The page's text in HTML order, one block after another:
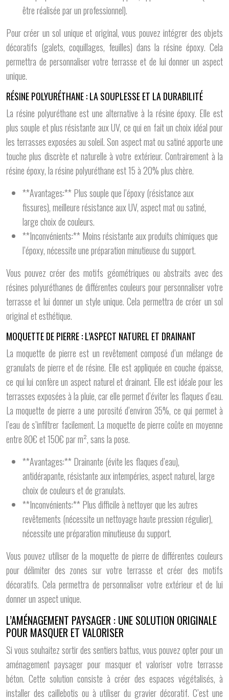
être réalisée par un professionnel).
Pour créer un sol unique et original, vous pouvez intégrer des objets
décoratifs (galets, coquillages, feuilles) dans la résine époxy. Cela
permettra de personnaliser votre terrasse et de lui donner un aspect
unique.
RÉSINE POLYURÉTHANE : LA SOUPLESSE ET LA DURABILITÉ
La résine polyuréthane est une alternative à la résine époxy. Elle est
plus souple et plus résistante aux UV, ce qui en fait un choix idéal pour
les terrasses exposées au soleil. Son aspect mat ou satiné apporte une
touche plus discrète et naturelle à votre extérieur. Contrairement à la
résine époxy, la résine polyuréthane est 15 à 20% plus chère.
**Avantages:** Plus souple que l’époxy (résistance aux
fissures), meilleure résistance aux UV, aspect mat ou satiné,
large choix de couleurs.
**Inconvénients:** Moins résistante aux produits chimiques que
l’époxy, nécessite une préparation minutieuse du support.
Vous pouvez créer des motifs géométriques ou abstraits avec des
résines polyuréthanes de différentes couleurs pour personnaliser votre
terrasse et lui donner un style unique. Cela permettra de créer un sol
original et esthétique.
MOQUETTE DE PIERRE : L’ASPECT NATUREL ET DRAINANT
La moquette de pierre est un revêtement composé d’un mélange de
granulats de pierre et de résine. Elle est appliquée en couche épaisse,
ce qui lui confère un aspect naturel et drainant. Elle est idéale pour les
terrasses exposées à la pluie, car elle permet d’éviter les flaques d’eau.
La moquette de pierre a une porosité d’environ 35%, ce qui permet à
l’eau de s’infiltrer facilement. La moquette de pierre coûte en moyenne
entre 80€ et 150€ par m², sans la pose.
**Avantages:** Drainante (évite les flaques d’eau),
antidérapante, résistante aux intempéries, aspect naturel, large
choix de couleurs et de granulats.
**Inconvénients:** Plus difficile à nettoyer que les autres
revêtements (nécessite un nettoyage haute pression régulier),
nécessite une préparation minutieuse du support.
Vous pouvez utiliser de la moquette de pierre de différentes couleurs
pour délimiter des zones sur votre terrasse et créer des motifs
décoratifs. Cela permettra de personnaliser votre extérieur et de lui
donner un aspect unique.
L’AMÉNAGEMENT PAYSAGER : UNE SOLUTION ORIGINALE
POUR MASQUER ET VALORISER
Si vous souhaitez sortir des sentiers battus, vous pouvez opter pour un
aménagement paysager pour masquer et valoriser votre terrasse
béton. Cette solution consiste à créer des espaces végétalisés, à
installer des caillebotis ou à utiliser du gravier décoratif. C’est une